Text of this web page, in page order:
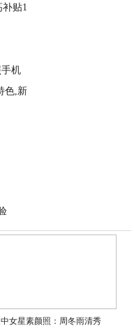
贴1
机
色,新
2020-09-13
女星素颜照：周冬雨清秀